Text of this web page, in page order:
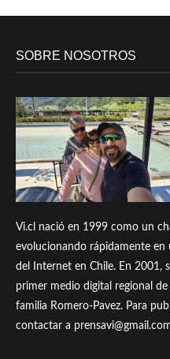
SOBRE NOSOTROS
Vi.cl nació en 1999 como un
evolucionando rápidamente
del Internet en Chile. En 2001,
primer medio digital regional
familia Romero-Pavez. Para
contactar a